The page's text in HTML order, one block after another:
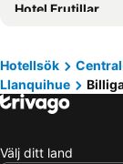
Hotel Frutillar
Hotel Le Mirage
Portal Austral
Hotellsök
Llanquihue
Välj ditt land